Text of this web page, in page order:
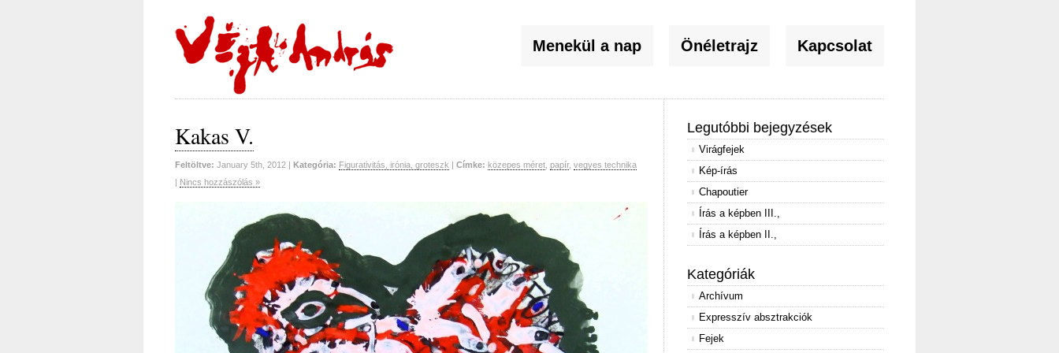
Menekül a nap Önéletrajz Kapcsolat
Kakas V.
Feltöltve: January 5th, 2012 | Kategória: Figurativitás, irónia, groteszk | Címke: közepes méret papír, vegyes technika
| Nincs hozzászólás »
Legutóbbi bejegyzések
Virágfejek
Kép-írás
Chapoutier
Írás a képben III.,
Írás a képben II.,
Kategóriák
Archívum
Expresszív absztrakciók
Fejek